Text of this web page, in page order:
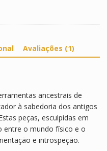
Avaliações (1)
ancestrais de
à sabedoria dos antigos
peças, esculpidas em
entre o mundo físico e o
e introspeção.